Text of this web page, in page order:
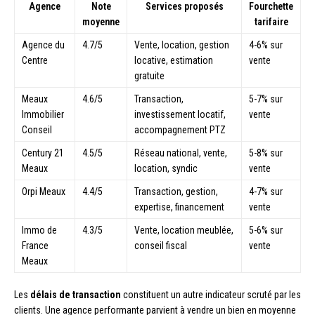
Agence
Note
moyenne
Services proposés
Fourchette
tarifaire
Agence du
Centre
4.7/5
Vente, location, gestion
locative, estimation
gratuite
4-6% sur
vente
Meaux
Immobilier
Conseil
4.6/5
Transaction,
investissement locatif,
accompagnement PTZ
5-7% sur
vente
Century 21
Meaux
4.5/5
Réseau national, vente,
location, syndic
5-8% sur
vente
Orpi Meaux 4.4/5
Transaction, gestion,
expertise, financement
4-7% sur
vente
Immo de
France
Meaux
4.3/5
Vente, location meublée,
conseil fiscal
5-6% sur
vente
Les délais de transaction constituent un autre indicateur scruté par les
clients. Une agence performante parvient à vendre un bien en moyenne